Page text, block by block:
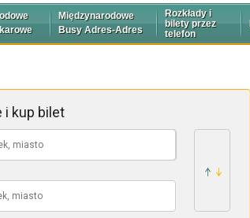
Międzynarodowe
Busy Adres-Adres
Rozkłady i
bilety przez
telefon
i kup bilet